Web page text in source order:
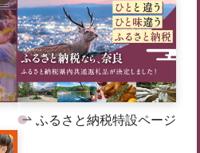
ふるさと納税特設ページ